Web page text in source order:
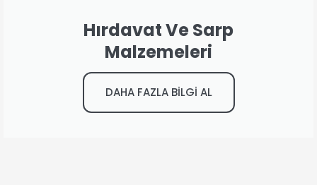
Hırdavat Ve Sarp
Malzemeleri
DAHA FAZLA BİLGİ AL